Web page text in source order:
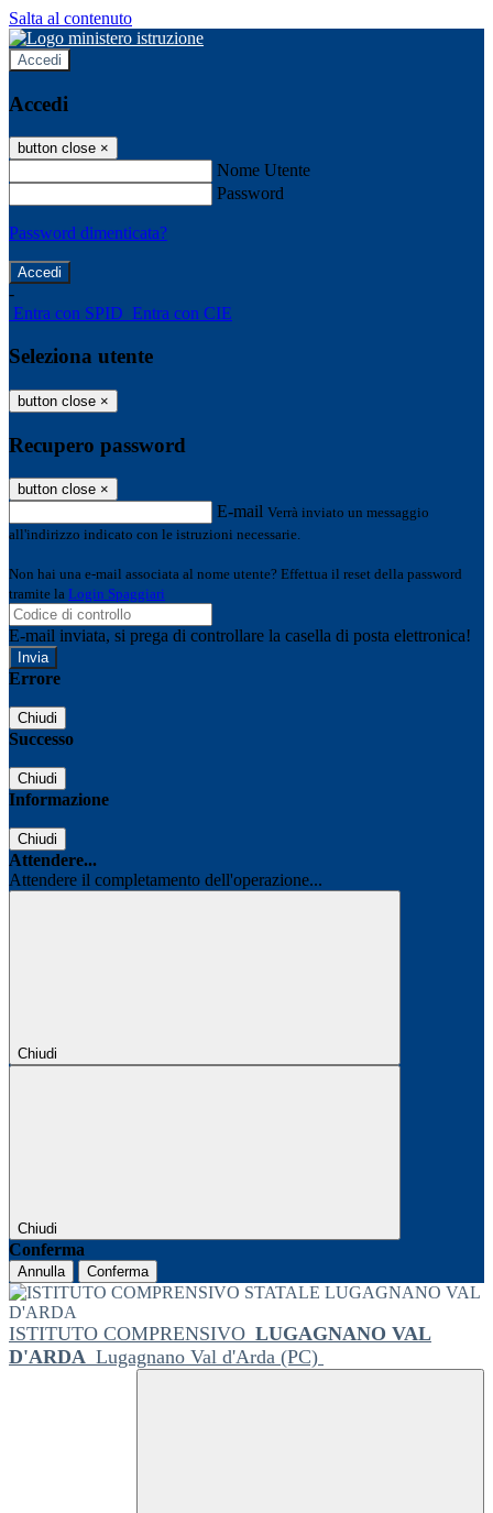
Salta al contenuto
Accedi
Accedi
button close ×
Nome Utente
Password
Password dimenticata?
-
Entra con SPID Entra con CIE
Seleziona utente
button close ×
Recupero password
button close ×
E-mail Verrà inviato un messaggio
all'indirizzo indicato con le istruzioni necessarie.
Non hai una e-mail associata al nome utente? Effettua il reset della password
tramite la Login Spaggiari
E-mail inviata, si prega di controllare la casella di posta elettronica!
Errore
Chiudi
Successo
Chiudi
Informazione
Chiudi
Attendere...
Attendere il completamento dell'operazione...
Chiudi
Chiudi
Conferma
Annulla Conferma
ISTITUTO COMPRENSIVO LUGAGNANO VAL
D'ARDA Lugagnano Val d'Arda (PC)